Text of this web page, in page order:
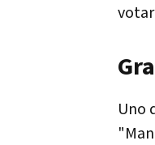
Uno